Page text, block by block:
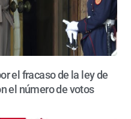
el fracaso de la ley de
el número de votos